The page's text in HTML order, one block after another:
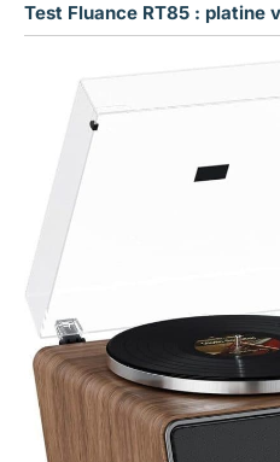
Test Fluance RT85 : platine